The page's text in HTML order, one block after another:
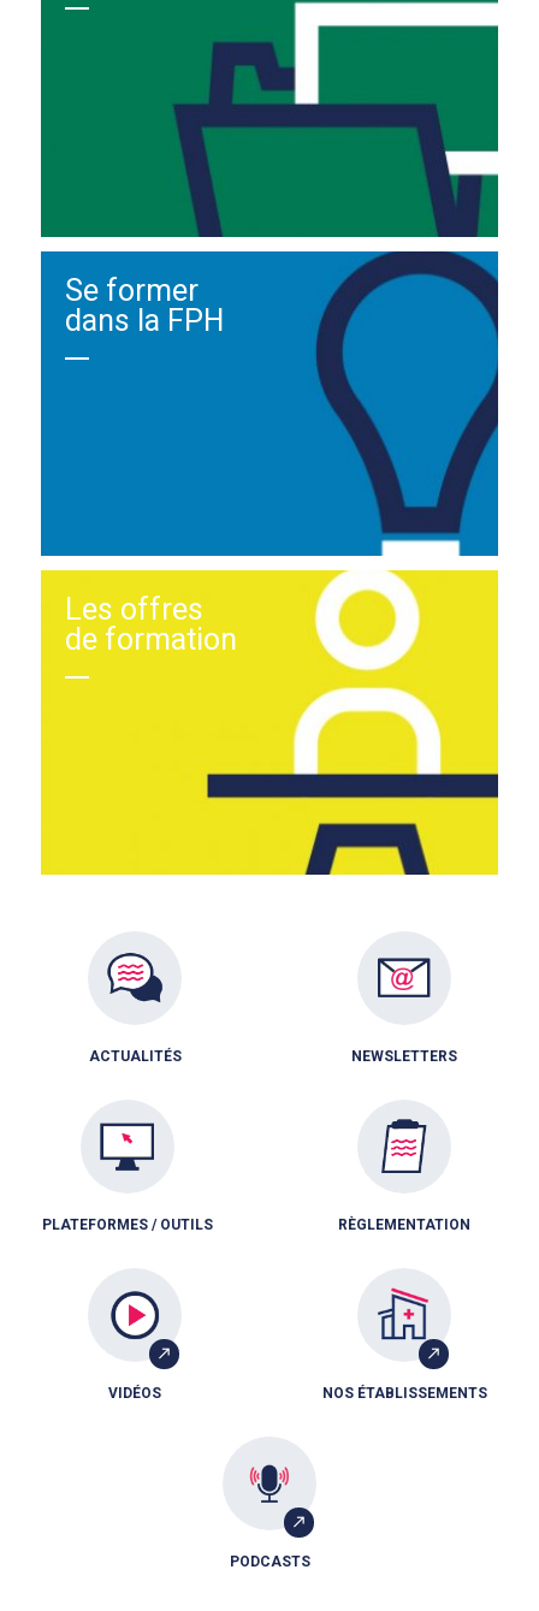
Se former
dans la FPH
Les offres
de formation
ACTUALITÉS NEWSLETTERS
PLATEFORMES / OUTILS RÈGLEMENTATION
VIDÉOS NOS ÉTABLISSEMENTS
PODCASTS